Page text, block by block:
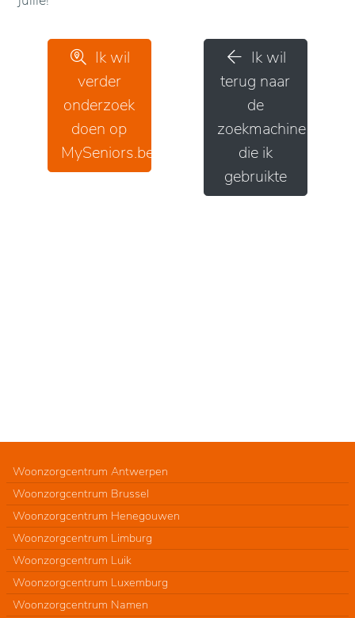
Ik wil
verder
onderzoek
doen op
MySeniors.be
Ik wil
terug naar
de
zoekmachine
die ik
gebruikte
Woonzorgcentrum Antwerpen
Woonzorgcentrum Brussel
Woonzorgcentrum Henegouwen
Woonzorgcentrum Limburg
Woonzorgcentrum Luik
Woonzorgcentrum Luxemburg
Woonzorgcentrum Namen